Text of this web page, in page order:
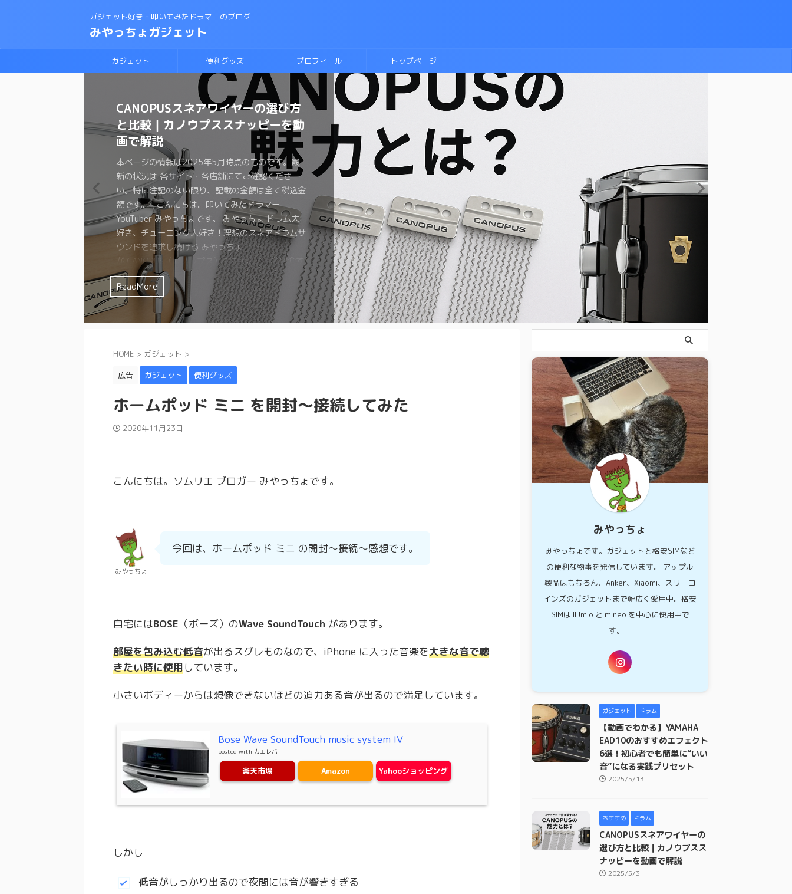
ガジェット好き・叩いてみたドラマーのブログ
みやっちょガジェット
ガジェット 便利グッズ プロフィール トップページ
CANOPUSスネアワイヤーの選び方
と比較｜カノウプススナッピーを動
画で解説
本ページの情報は2025年5月時点のものです。最
新の状況は 各サイト・各店舗にてご確認くださ
い。特に注記のない限り、記載の金額は全て税込金
額です。 こんにちは。叩いてみたドラマー
YouTuber みやっちょです。 みやっちょ ドラム大
好き、チューニング大好き！理想のスネアドラムサ
ウンドを追求し続ける みやっちょ
が CANOPUS（カノウプス）のスナッピーを紹介す
るよ。 理想のスネアサウンドを追求するには スネ
アの素材 打面のドラムヘッド 裏面のドラムヘッド
ミュート方法 な ...
ReadMore
【保存版】音で選ぶドラムヘッド比
較ガイド｜叩き比べ動画付きまとめ
本ページの情報は2025年4月時点のものです。最
新の状況は 各サイト・各店舗にてご確認くださ
い。特に注記のない限り、記載の金額は全て税込金
額です。 こんにちは。叩いてみたドラマー
YouTuber みやっちょです。 みやっちょ ドラム大
好き、チューニング大好き！理想のスネアドラムサ
ウンドを追求し続ける みやっちょ のドラムヘッド
比較ガイドだよ！！ ドラムヘッドって種類が多す
ぎて、いざ交換しようとした時ついつい同じヘッド
を選んでしまいませんか？？ みやっちょ めっちゃ
もったいない ...
ReadMore
理想のスネアサウンドを手に入れ
ろ！スナッピーの選び方
本ページの情報は2025年3月時点のものです。最
新の状況は 各サイト・各店舗にてご確認くださ
い。特に注記のない限り、記載の金額は全て税込金
額です。 こんにちは。叩いてみたドラマー
YouTuber みやっちょです。 みやっちょ ドラム大
好き、チューニング大好きのみやっちょがおすすめ
のスナッピーを紹介するよ。 ドラマーの要といえ
ばスネアドラム。 理想のスネアサウンドを手に入
れるには スネアの材質 打面のヘッド 裏側のヘッド
ミュート方法 などなど、様々な要素が必要となっ
てきます。 ...
ReadMore
変拍子のドラム曲に最適なテキス
ト・教則本はコレしかない！
本ページの情報は2024年12月時点のものです。最
新の状況は 各サイト・各店舗にてご確認くださ
い。特に注記のない限り、記載の金額は全て税込金
額です。 こんにちは。叩いてみたドラマー
YouTuber みやっちょです。 みやっちょ ドラム大
好き、チューニング大好きのみやっちょが変拍子の
ドラム練習法について色々と紹介するよ。 変拍
子… 興味や必要がなければ、普通のドラマーが一
生叩くことのないジャンルですよね。 みやっちょ
みやっちょも全く叩く気の無かったジャンルだよ ...
ReadMore
ロックドラマーがジャズドラムに挑
戦する方法！おすすめの教則本
は？？
本ページの情報は2024年12月時点のものです。最
新の状況は 各サイト・各店舗にてご確認くださ
い。特に注記のない限り、記載の金額は全て税込金
額です。 こんにちは。叩いてみたドラマー
YouTuber みやっちょです。 みやっちょ ドラム大
好き、チューニング大好きのロックドラマーみやっ
ちょがジャズに挑戦してみたよ！ ジャズドラムを
始めてみたい 今までロックやポップスは叩いたこ
とあるけどジャズドラムはどうやって叩けば良いの
かわからない みやっちょ ジャズドラムからはずっ
と逃げまわっ ...
ReadMore
【スネアチューニング】スネアヘッ
ド交換で音が変わるのか？？
本ページの情報は2024年11月時点のものです。最
新の状況は 各サイト・各店舗にてご確認くださ
い。特に注記のない限り、記載の金額は全て税込金
額です。 こんにちは。叩いてみたドラマー
YouTuber みやっちょです。 みやっちょ ドラム大
好き、チューニング大好きの みやっちょ がヘッド
を交換して音の変化を紹介するよ。 スネアのヘッ
ドを色々と試したみたいけど… 全部のヘッドを買
って試すわけにはいかないですよね 少しでもヘッ
ドの特徴やイメージを確認してから購入したい ...
ReadMore
【スネアチューニング】裏側にこだ
わる〜スナッピーで音が変わるの
か？実験してみた
本ページの情報は2024年11月時点のものです。最
新の状況は 各サイト・各店舗にてご確認くださ
い。特に注記のない限り、記載の金額は全て税込金
額です。 こんにちは。叩いてみたドラマー
YouTuber みやっちょです。 みやっちょ ドラム大
好き、チューニング大好きのみやっちょがスネアの
裏側にこだわる理由を実験を通して紹介するよ。
スネアのチューニングに悩んでる 色々なヘッドを
試してみたけど、なかなか思ったような音にならな
い そんな人にぜひ試してもらいたいのが 裏側の
...
ReadMore
【ドラム演奏してみた】ブルースド
ラムの練習に最適なテキストは？？
本ページの情報は2024年11月時点のものです。最
新の状況は 各サイト・各店舗にてご確認くださ
い。特に注記のない限り、記載の金額は全て税込金
額です。 こんにちは。叩いてみたドラマー
YouTuber みやっちょです。 みやっちょ ドラム大
好き、チューニング大好きのみやっちょがブルース
に挑戦したよ。 ブルースドラムの練習をしたい。
でも何から練習して良いのかわからない。 とはい
え、いきなりセッションに参加するのも気が引けま
すよね。 まずは一人でじっくり練習してみたいな
と思ったことは ...
ReadMore
スネアドラムの選び方 〜ラディッ
ク・メタル編〜
本ページの情報は2024年3月時点のものです。最
新の状況は 各サイト・各店舗にてご確認くださ
い。特に注記のない限り、記載の金額は全て税込金
額です。 こんにちは、叩いてみたドラマーみやっ
ちょです。 みやっちょ ドラム大好き、チューニン
グ大好きのみやっちょがラディックのメタルスネア
の選び方を紹介するよ。 始めてスネアドラムを買
おうと思っているけど、メーカーもたくさんある
し、サイズも色々。型番を見ても何が違うのかイマ
イチわからないですよね。 そんなスネア迷 ...
ReadMore
恋するフォーチュンクッキーのドラ
ムを叩いてみた 練習方法
本ページの情報は2024年2月時点のものです。最
新の状況は 各サイト・各店舗にてご確認くださ
い。特に注記のない限り、記載の金額は全て税込金
額です。 こんにちは。叩いてみたドラマー みやっ
ちょです。 せっかく楽器をやっているなら流行し
た有名な曲も演奏したくなりますよね。 恋するフ
ォーチュンクッキーはダンスが大流行しましたよ
ね。ドラムを叩くのも楽しそうだと思いません
か？？ コピーバンドを組んでも良いのですが、趣
味が合わなかったり、人間的に合わなかったり…な
かなか難しい ...
ReadMore
HOME > ガジェット >
広告
ガジェット 便利グッズ
ホームポッド ミニ を開封〜接続してみた
2020年11月23日
こんにちは。ソムリエ ブロガー みやっちょです。
みやっちょ
今回は、ホームポッド ミニ の開封〜接続〜感想です。
自宅にはBOSE （ボーズ）のWave SoundTouch があります。
部屋を包み込む低音が出るスグレものなので、iPhone に入った音楽を大きな音で聴
きたい時に使用しています。
小さいボディーからは想像できないほどの迫力ある音が出るので満足しています。
Bose Wave SoundTouch music system IV
posted with カエレバ
楽天市場 Amazon Yahooショッピング
しかし
低音がしっかり出るので夜間には音が響きすぎる
みやっちょ
みやっちょです。ガジェットと格安SIMなど
の便利な物事を発信しています。 アップル
製品はもちろん、Anker、Xiaomi、スリーコ
インズのガジェットまで幅広く愛用中。格安
SIMは IIJmio と mineo を中心に使用中で
す。
ガジェット ドラム
【動画でわかる】YAMAHA
EAD10のおすすめエフェクト
6選！初心者でも簡単に“いい
音”になる実践プリセット
2025/5/13
おすすめ ドラム
CANOPUSスネアワイヤーの
選び方と比較｜カノウプスス
ナッピーを動画で解説
2025/5/3